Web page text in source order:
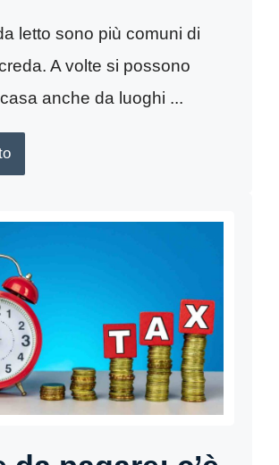
letto sono più comuni di
A volte si possono
anche da luoghi ...